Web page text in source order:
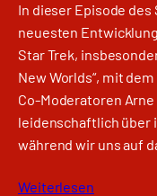
In dieser Episode des
neuesten
Star Trek,
New Worlds“, mit
Co-Moderatoren
leidenschaftlich über
während wir uns auf
Weiterlesen